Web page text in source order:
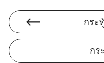
ใช่ ผู้ผลิตหลายรายเสนอหุ่น
ลูกค้าปรับเครื่องจักรด้วยเ
ความต้องการในการผลิตที่
3. ความก้าวหน้าในอุตสาห
กระ
กร